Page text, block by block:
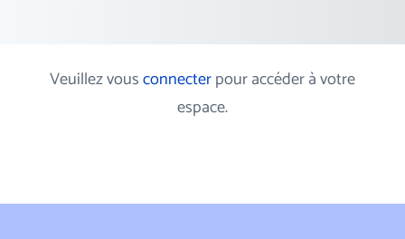
Veuillez vousconnecterpour accéder à votre
espace.